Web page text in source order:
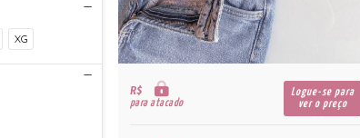
XG
R$
para atacado
Logue-se para
ver o preço